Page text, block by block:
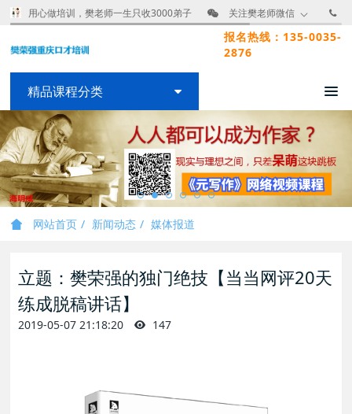
用心做培训，樊老师一生只收3000弟子 关注樊老师微信
报名热线：135-0035-
2876
精品课程分类
网站首页 新闻动态 媒体报道
立题：樊荣强的独门绝技【当当网评20天
练成脱稿讲话】
2019-05-07 21:18:20 147